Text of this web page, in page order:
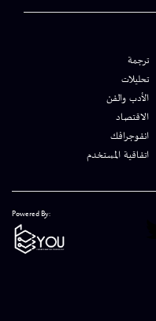
ترجمة
تحليلات
الأدب والفن
الاقتصاد
انفوجرافك
اتفاقية المستخدم
Powered By: